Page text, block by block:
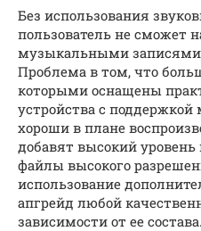
Без использования
пользователь не сможет
музыкальными записями
Проблема в том, что
которыми оснащены
устройства с поддержкой
хороши в плане
добавят высокий
файлы высокого
использование
апгрейд любой
зависимости от ее состава.